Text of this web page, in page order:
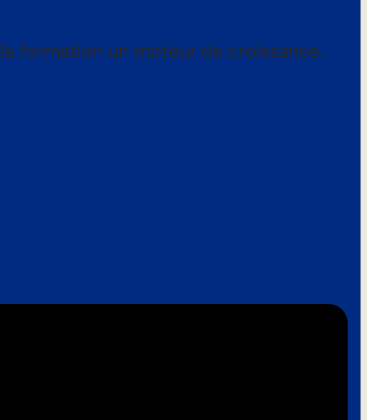
formation un moteur de croissance.